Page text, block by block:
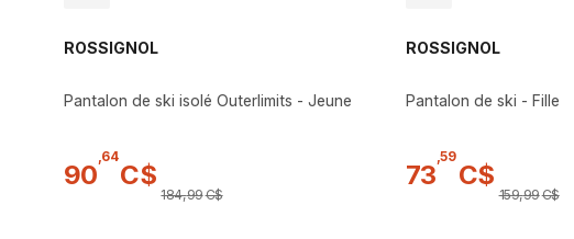
ROSSIGNOL
Pantalon de ski isolé Outerlimits - Jeune
90
,64
C$
184,99C$
ROSSIGNOL
Pantalon de ski - Fille
73
,59
C$
159,99C$